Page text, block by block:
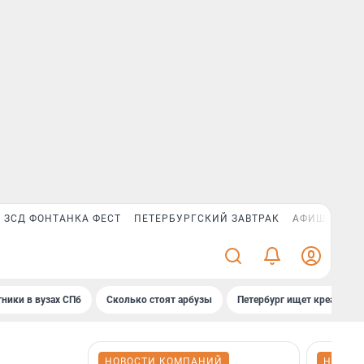
ЗСД ФОНТАНКА ФЕСТ ПЕТЕРБУРГСКИЙ ЗАВТРАК АФИША PLUS
в вузах СПб Сколько стоят арбузы Петербург ищет креатив
НОВОСТИ КОМПАНИЙ